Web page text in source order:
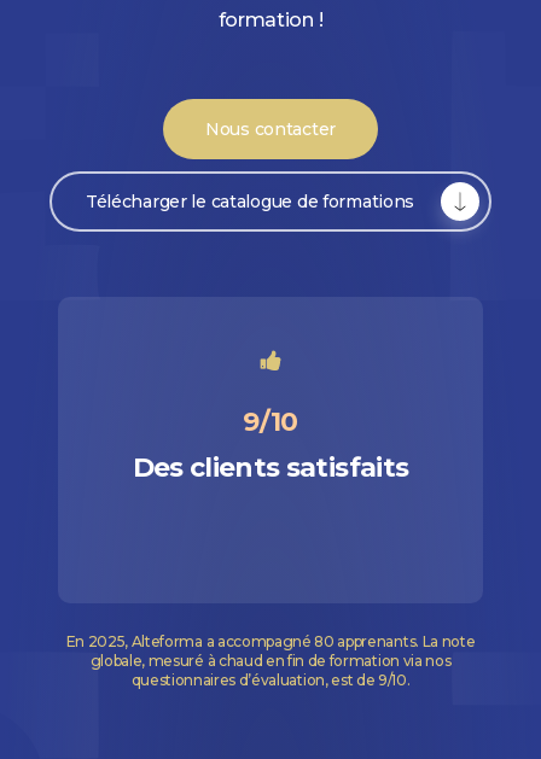
formation !
Nous contacter
Télécharger le catalogue de formations
9/10
Des clients satisfaits
En 2025, Alteforma a accompagné 80 apprenants. La note
globale, mesuré à chaud en fin de formation via nos
questionnaires d’évaluation, est de 9/10.